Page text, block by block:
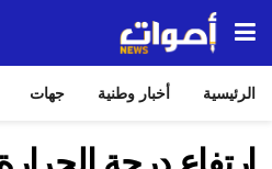
الرئيسية أخبار وطنية جهات